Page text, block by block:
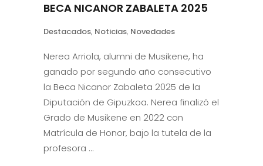
BECA NICANOR ZABALETA 2025
Destacados, Noticias, Novedades
Nerea Arriola, alumni de Musikene, ha
ganado por segundo año consecutivo
la Beca Nicanor Zabaleta 2025 de la
Diputación de Gipuzkoa. Nerea finalizó el
Grado de Musikene en 2022 con
Matrícula de Honor, bajo la tutela de la
profesora